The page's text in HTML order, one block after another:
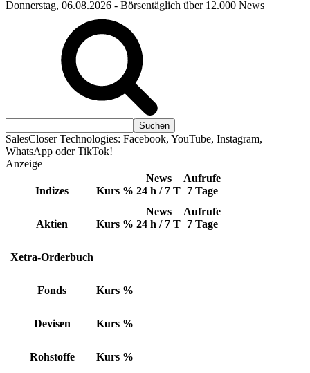
Donnerstag, 06.08.2026 - Börsentäglich über 12.000 News
SalesCloser Technologies: Facebook, YouTube, Instagram,
WhatsApp oder TikTok!
Anzeige
Indizes Kurs %
News
24 h / 7 T
Aufrufe
7 Tage
Aktien Kurs %
News
24 h / 7 T
Aufrufe
7 Tage
Xetra-Orderbuch
Fonds Kurs %
Devisen Kurs %
Rohstoffe Kurs %